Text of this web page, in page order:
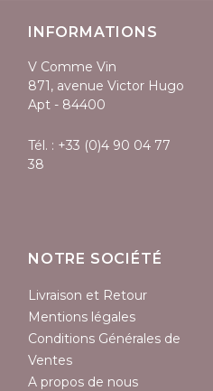
(1
INFORMATIONS
V Comme Vin
871, avenue Victor Hugo
Apt - 84400
Tél. : +33 (0)4 90 04 77
38
NOTRE SOCIÉTÉ
Livraison et Retour
Mentions légales
Conditions Générales de
Ventes
A propos de nous